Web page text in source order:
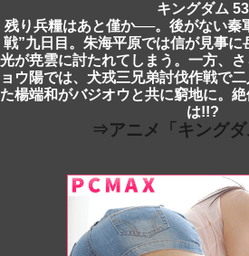
キングダム 53
残り兵糧はあと僅か──。後がない秦
戦”九日目。朱海平原では信が見事
光が尭雲に討たれてしまう。一方、
ョウ陽では、犬戎三兄弟討伐作戦で
た楊端和がバジオウと共に窮地に。
は!!?
⇒アニメ「キング